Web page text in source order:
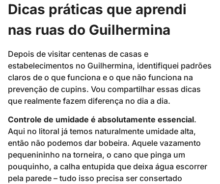
Dicas práticas que aprendi
nas ruas do Guilhermina
Depois de visitar centenas de casas e
estabelecimentos no Guilhermina, identifiquei padrões
claros de o que funciona e o que não funciona na
prevenção de cupins. Vou compartilhar essas dicas
que realmente fazem diferença no dia a dia.
Controle de umidade é absolutamente essencial.
Aqui no litoral já temos naturalmente umidade alta,
então não podemos dar bobeira. Aquele vazamento
pequenininho na torneira, o cano que pinga um
pouquinho, a calha entupida que deixa água escorrer
pela parede – tudo isso precisa ser consertado